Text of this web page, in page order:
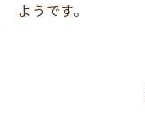
ようです。